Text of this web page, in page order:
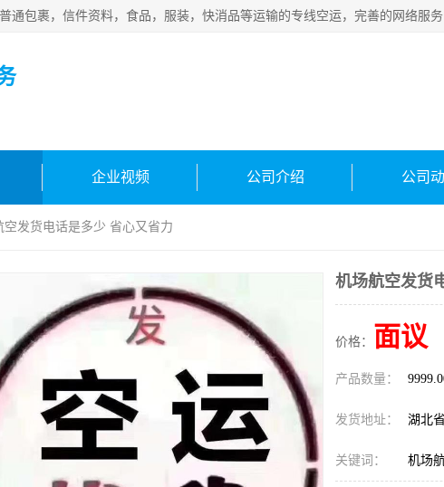
企业视频 公司介绍 公司
空发货电话是多少 省心又省力
机场航空发货
价格： 面议
产品数量：
发货地址： 湖北
关键词： 机场